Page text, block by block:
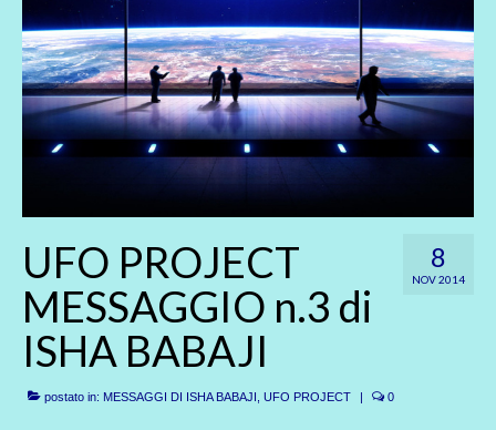
SOCIAL
SOSTIENICI
CONTATTI
8
NOV 2014
UFO PROJECT
MESSAGGIO n.3 di
ISHA BABAJI
postato in: MESSAGGI DI ISHA BABAJI UFO PROJECT | 0